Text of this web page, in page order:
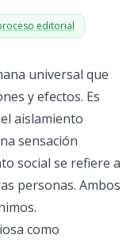
editorial
universal que
y efectos. Es
aislamiento
sensación
social se refiere a
personas. Ambos
como